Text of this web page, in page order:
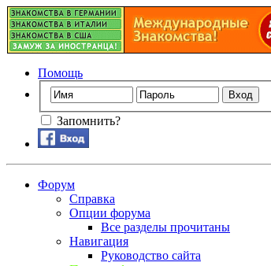
Помощь
Запомнить?
Форум
Справка
Опции форума
Все разделы прочитаны
Навигация
Руководство сайта